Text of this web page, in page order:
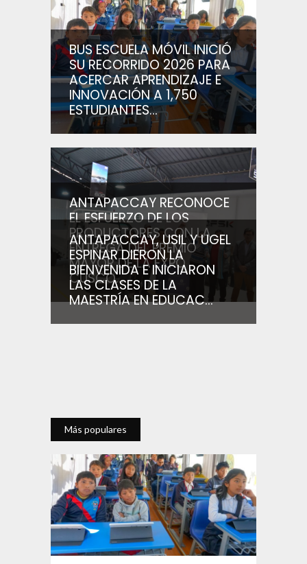
BUS ESCUELA MÓVIL INICIÓ
SU RECORRIDO 2026 PARA
ACERCAR APRENDIZAJE E
INNOVACIÓN A 1,750
ESTUDIANTES...
ANTAPACCAY RECONOCE
EL ESFUERZO DE LOS
PRODUCTORES CON LA
ENTREGA DEL PREMIO
MAYOR DE LA EXPO
CUSCO...
ANTAPACCAY, USIL Y UGEL
ESPINAR DIERON LA
BIENVENIDA E INICIARON
LAS CLASES DE LA
MAESTRÍA EN EDUCAC...
Más populares